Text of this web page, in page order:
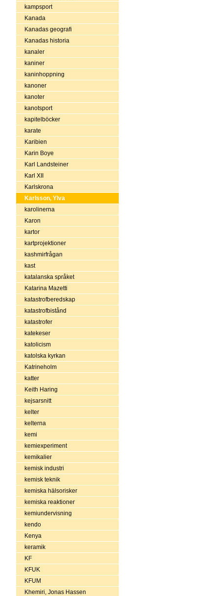
kampsport
Kanada
Kanadas geografi
Kanadas historia
kanaler
kaniner
kaninhoppning
kanoner
kanoter
kanotsport
kapitelböcker
karate
Karibien
Karin Boye
Karl Landsteiner
Karl XII
Karlskrona
Karlsson, Ylva
karolinerna
Karon
kartor
kartprojektioner
kashmirfrågan
kast
katalanska språket
Katarina Mazetti
katastrofberedskap
katastrofbistånd
katastrofer
katekeser
katolicism
katolska kyrkan
Katrineholm
katter
Keith Haring
kejsarsnitt
kelter
kelterna
kemi
kemiexperiment
kemikalier
kemisk industri
kemisk teknik
kemiska hälsorisker
kemiska reaktioner
kemiundervisning
kendo
Kenya
keramik
KF
KFUK
KFUM
Khemiri, Jonas Hassen